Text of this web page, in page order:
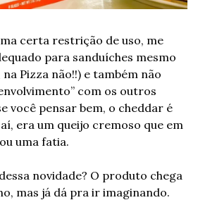
certa restrição de uso, me
para sanduíches mesmo
Pizza não!!) e também não
com os outros
você pensar bem, o cheddar é
era um queijo cremoso que em
uma fatia.
novidade? O produto chega
mas já dá pra ir imaginando.